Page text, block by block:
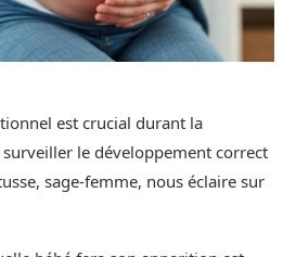
est crucial durant la
surveiller le développement correct
sage-femme, nous éclaire sur